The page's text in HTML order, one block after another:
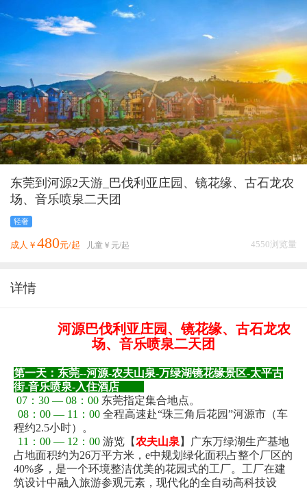
东莞到河源2天游_巴伐利亚庄园、镜花缘、古石龙农
场、音乐喷泉二天团
轻奢
成人￥ 480元/起 儿童￥ 元/起 4550浏览量
详情
河源巴伐利亚庄园、镜花缘、古石龙农
场、音乐喷泉二天团
第一天：东莞--河源-农夫山泉-万绿湖镜花缘景区-太平古
街-音乐喷泉-入住酒店
07：30 — 08：00 东莞指定集合地点。
08：00 — 11：00 全程高速赴“珠三角后花园”河源市（车
程约2.5小时）。
11：00 — 12：00 游览【农夫山泉 】广东万绿湖生产基地
占地面积约为26万平方米，e中规划绿化面积占整个厂区的
40%多，是一个环境整洁优美的花园式的工厂。工厂在建
筑设计中融入旅游参观元素，现代化的全自动高科技设